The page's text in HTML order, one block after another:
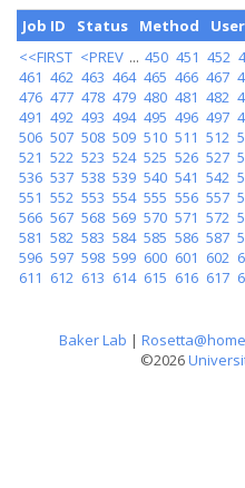
Job ID
Status Method
<<FIRST <PREV ... 450 451 452
461 462 463 464 465 466 467
476 477 478 479 480 481 482
491 492 493 494 495 496 497
506 507 508 509 510 511 512
521 522 523 524 525 526 527
536 537 538 539 540 541 542
551 552 553 554 555 556 557
566 567 568 569 570 571 572
581 582 583 584 585 586 587
596 597 598 599 600 601 602
611 612 613 614 615 616 617
Baker Lab | Rosetta@home
©2026